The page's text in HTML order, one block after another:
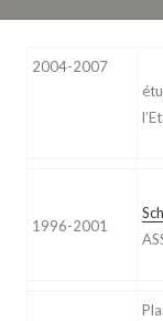
2004-2007
1996-2001